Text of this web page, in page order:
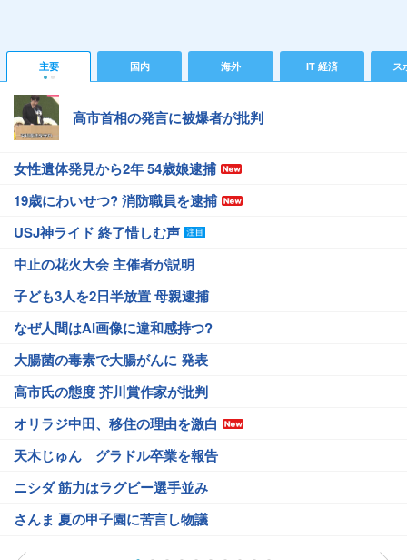
主要 国内 海外 IT 経済 ス
高市首相の発言に被爆者が批判
女性遺体発見から2年 54歳娘逮捕
19歳にわいせつ? 消防職員を逮捕
USJ神ライド 終了惜しむ声
中止の花火大会 主催者が説明
子ども3人を2日半放置 母親逮捕
なぜ人間はAI画像に違和感持つ?
大腸菌の毒素で大腸がんに 発表
高市氏の態度 芥川賞作家が批判
オリラジ中田、移住の理由を激白
天木じゅん グラドル卒業を報告
ニシダ 筋力はラグビー選手並み
さんま 夏の甲子園に苦言し物議